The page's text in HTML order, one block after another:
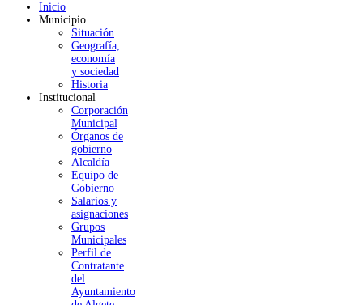
Inicio
Municipio
Situación
Geografía,
economía
y sociedad
Historia
Institucional
Corporación
Municipal
Órganos de
gobierno
Alcaldía
Equipo de
Gobierno
Salarios y
asignaciones
Grupos
Municipales
Perfil de
Contratante
del
Ayuntamiento